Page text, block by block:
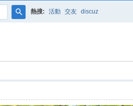
熱搜: 活動 交友 discuz